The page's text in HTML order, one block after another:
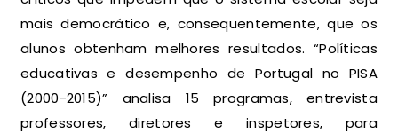
mais democrático e, consequentemente, que os
alunos obtenham melhores resultados. “Políticas
educativas e desempenho de Portugal no PISA
(2000-2015)” analisa 15 programas, entrevista
professores, diretores e inspetores, para